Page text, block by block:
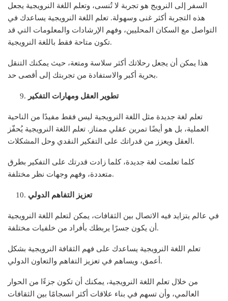
السفر إلى النرويج هو تجربة لا تُنسى، وتعلم اللغة النرويجية يجعل
هذه التجربة أكثر غنى وسهولة. تعلم اللغة النرويجية يساعدك في
التواصل مع السكان المحليين، وفهم الإرشادات والمعلومات التي قد
تكون متاحة فقط باللغة النرويجية.
هذا يمكن أن يجعل رحلاتك أكثر سلاسة ومتعة، حيث يمكنك التنقل
بحرية أكبر والاستفادة من تجربتك إلى أقصى حد.
تطوير العقل ومهارات التفكير
تعلم لغة جديدة مثل اللغة النرويجية ليس فقط مفيدًا من الناحية
العملية، بل هو أيضًا تمرين عقلي ممتاز. تعلم اللغة النرويجية يُحفّز
العقل ويعزز من قدراتك على التفكير النقدي وحل المشكلات.
كلما تعلمت لغة جديدة، كلما زادت قدرتك على التفكير بطرق
متعددة، وفهم وجهات نظر مختلفة.
تعزيز التفاهم الدولي
في عالم يتزايد فيه الاتصال بين الثقافات، يمكن لتعلم اللغة النرويجية
أن يكون جسرًا يربطك بأفراد من خلفيات مختلفة.
تعلم اللغة النرويجية يساعدك على فهم الثقافة النرويجية بشكل
أعمق، ويساهم في تعزيز التفاهم والتعاون الدولي.
من خلال تعلم اللغة النرويجية، يمكنك أن تكون جزءًا من الحوار
العالمي، وأن تسهم في بناء علاقات أكثر انسجامًا بين الثقافات